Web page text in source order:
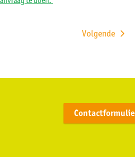
Volgende